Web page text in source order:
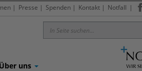
|
| Presse | Spenden | Kontakt | Notfall
uns